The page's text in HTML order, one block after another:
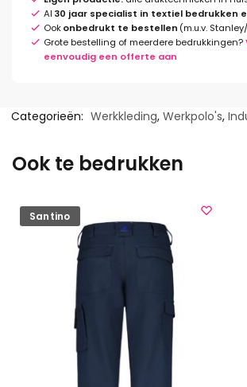
Al 30 jaar specialist in textiel bedrukken
Ookonbedrukt te bestellen (m.u.v.
Grote bestelling of meerdere bedrukkingen?
eenvoudig een offerte aan
Categorieën: Werkkleding, Werkpolo's,
Ook te bedrukken
Santino